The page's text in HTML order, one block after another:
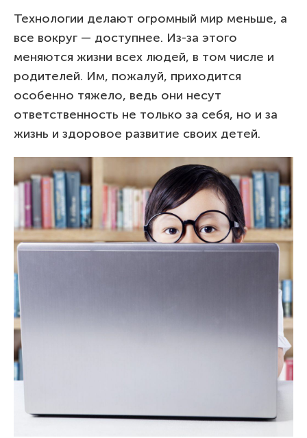
Технологии делают огромный мир меньше, а
все вокруг — доступнее. Из-за этого
меняются жизни всех людей, в том числе и
родителей. Им, пожалуй, приходится
особенно тяжело, ведь они несут
ответственность не только за себя, но и за
жизнь и здоровое развитие своих детей.